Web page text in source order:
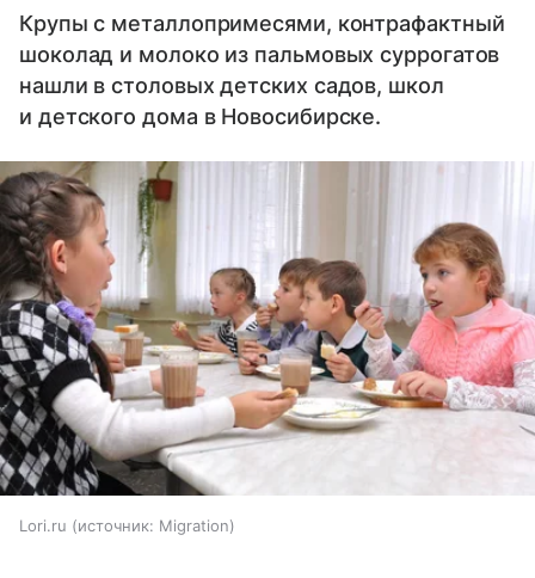
Крупы с металлопримесями, контрафактный
шоколад и молоко из пальмовых суррогатов
нашли в столовых детских садов, школ
и детского дома в Новосибирске.
Lori.ru источник: Migration